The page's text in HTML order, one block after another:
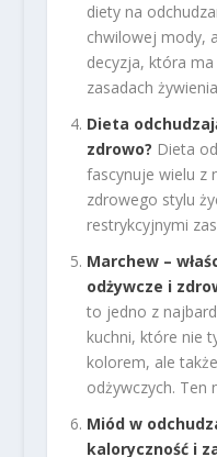
diety na
chwilowej mody,
decyzja, która
zasadach
Dieta
zdrowo? Dieta
fascynuje wielu z
zdrowego stylu
restrykcyjnymi
Marchew –
odżywcze i
to jedno z
kuchni, które nie
kolorem, ale
odżywczych. Ten
Miód w
kaloryczność i